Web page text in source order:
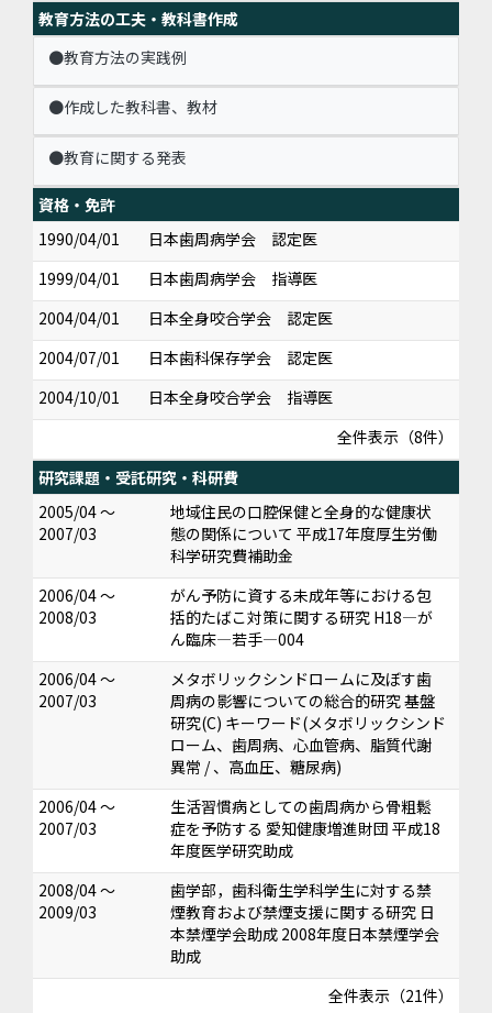
教育方法の工夫・教科書作成
●教育方法の実践例
●作成した教科書、教材
●教育に関する発表
資格・免許
1990/04/01
日本歯周病学会 認定医
1999/04/01
日本歯周病学会 指導医
2004/04/01
日本全身咬合学会 認定医
2004/07/01
日本歯科保存学会 認定医
2004/10/01
日本全身咬合学会 指導医
全件表示（8件）
研究課題・受託研究・科研費
2005/04 ～
2007/03
地域住民の口腔保健と全身的な健康状
態の関係について 平成17年度厚生労働
科学研究費補助金
2006/04 ～
2008/03
がん予防に資する未成年等における包
括的たばこ対策に関する研究 H18―が
ん臨床―若手―004
2006/04 ～
2007/03
メタボリックシンドロームに及ぼす歯
周病の影響についての総合的研究 基盤
研究(C) キーワード(メタボリックシンド
ローム、歯周病、心血管病、脂質代謝
異常 / 、高血圧、糖尿病)
2006/04 ～
2007/03
生活習慣病としての歯周病から骨粗鬆
症を予防する 愛知健康増進財団 平成18
年度医学研究助成
2008/04 ～
2009/03
歯学部，歯科衛生学科学生に対する禁
煙教育および禁煙支援に関する研究 日
本禁煙学会助成 2008年度日本禁煙学会
助成
全件表示（21件）